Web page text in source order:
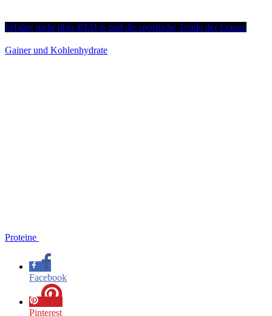
Erfahre mehr über RED-S und die sportliche Triade der Frauen
Gainer und Kohlenhydrate
Proteine
Facebook
Pinterest